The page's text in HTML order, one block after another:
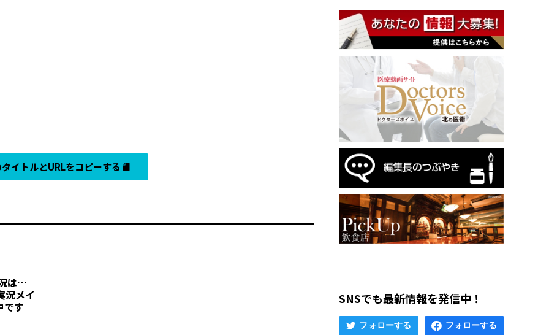
イトルとURLをコピーする
は…
況メイ
です
SNSでも最新情報を発信中！